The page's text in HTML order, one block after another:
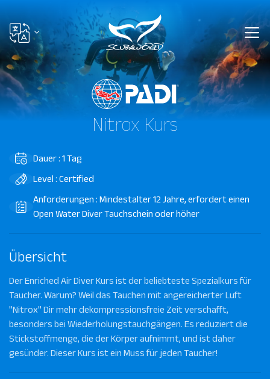
Nitrox Kurs
Dauer : 1 Tag
Level : Certified
Anforderungen : Mindestalter 12 Jahre, erfordert einen
Open Water Diver Tauchschein oder höher
Übersicht
Der Enriched Air Diver Kurs ist der beliebteste Spezialkurs für
Taucher. Warum? Weil das Tauchen mit angereicherter Luft
"Nitrox" Dir mehr dekompressionsfreie Zeit verschafft,
besonders bei Wiederholungstauchgängen. Es reduziert die
Stickstoffmenge, die der Körper aufnimmt, und ist daher
gesünder. Dieser Kurs ist ein Muss für jeden Taucher!